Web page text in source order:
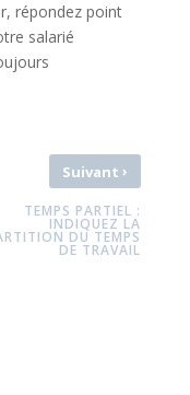
répondez point
salarié
Suivant›
TEMPS PARTIEL :
INDIQUEZ LA
DU TEMPS
DE TRAVAIL